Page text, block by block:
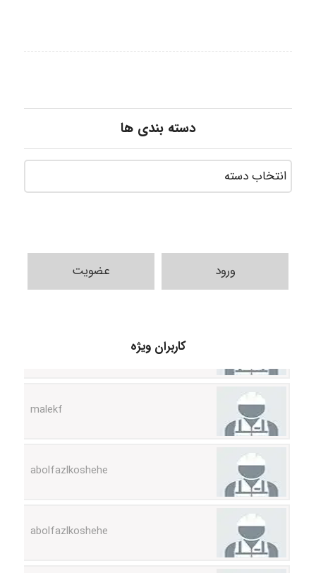
دسته بندی ها
ورود عضویت
کاربران ویژه